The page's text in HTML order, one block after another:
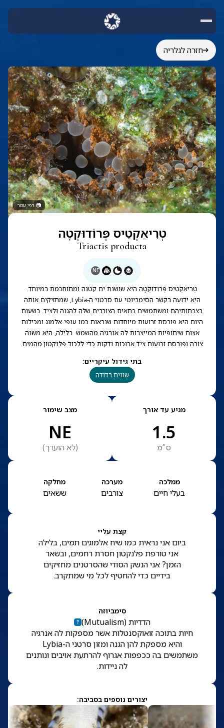
חזרה לגלריה
📷רפי עמר
טְרִיאַקְטִיס פְּרוֹדוּקְטָה
Triactis producta
NE
טְרִיאַקְטִיס פְּרוֹדוּקְטָה היא שושנת ים קטנה ומתוחכמת במיוחד.
היא ידועה בקשר הסימביוטי עם סרטני ה-Lybia, שמחזיקים אותה
בצבתותיהם ומשתמשים בתאים הצורבים שלה להגנה ולציד. בשעות
היום היא פורסת זרועות מיוחדות שנראות כמו ענפי אלמוג ומכילות
אצות שיתופיות המייצרות לה אנרגיה מהשמש. בלילה, היא משנה
צורה ופורסת זרועות ציד ארוכות ודקות כדי ללכוד פלנקטון מהמים.
בתי גידול עיקריים:
שונית רדודה
מגיע עד אורך
1.5
ס”מ
מצב שימור
NE
(לא הוערך)
ממלכה
בעלי חיים
מערכה
צורבים
מחלקה
ששאים
קצת עליי
ביום אני נראית כמו שיח אלמוגים תמים, בלילה
אני טורפת פלנקטון חסרת רחמים, ובשאר
הזמן? אני הנשק הסודי שהסרטנים מחזיקים
בידיים כדי להחטיף לכל מי שמתקרב.
סימביוזה
הדדיות (
Mutualism
)
חיות בתוכה זואוקסנטלות אשר מספקות לה אנרגיה
והיא מספקת להן הגנה ומזון סרטני ה-Lybia
משתמשים בה ככפפות אגרוף להרתעת אויבים ונותנים
לה ניידות.
יצורים נוספים בסביבה: